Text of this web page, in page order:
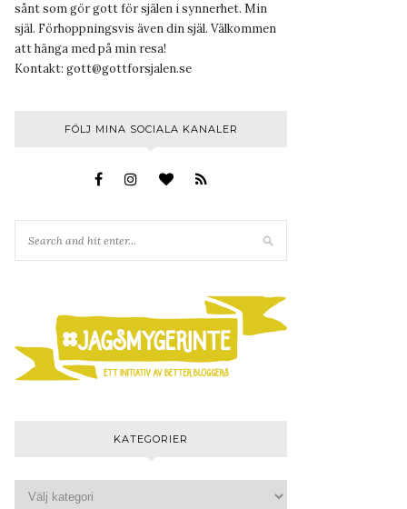
sånt som gör gott för själen i synnerhet. Min
själ. Förhoppningsvis även din själ. Välkommen
att hänga med på min resa!
Kontakt: gott@gottforsjalen.se
FÖLJ MINA SOCIALA KANALER
KATEGORIER